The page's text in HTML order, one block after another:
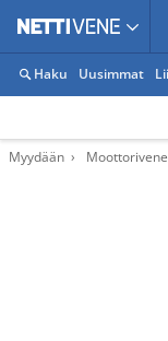
Haku Uusimmat
Myydään Moottorivene